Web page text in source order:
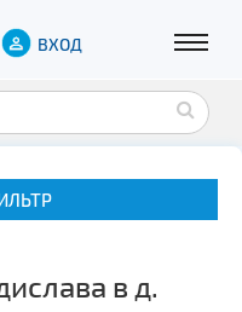
ВХОД
в д.